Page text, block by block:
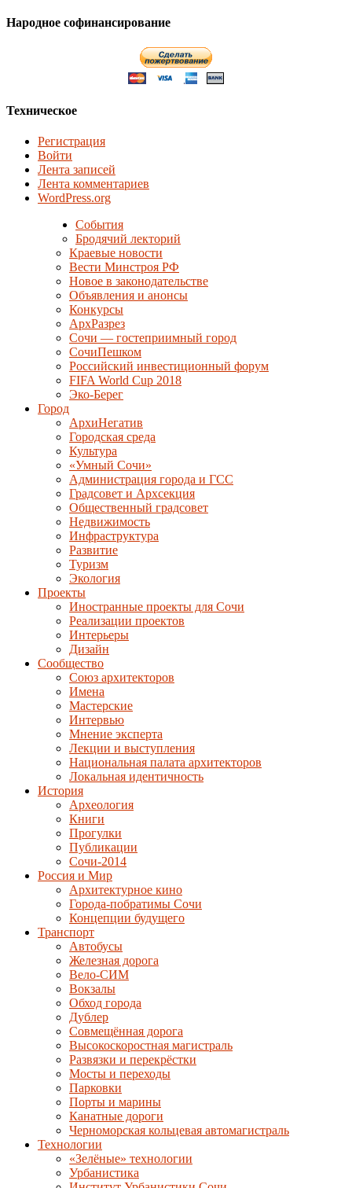
Народное софинансирование
Техническое
Регистрация
Войти
Лента записей
Лента комментариев
WordPress.org
События
Бродячий лекторий
Краевые новости
Вести Минстроя РФ
Новое в законодательстве
Объявления и анонсы
Конкурсы
АрхРазрез
Сочи — гостеприимный город
СочиПешком
Российский инвестиционный форум
FIFA World Cup 2018
Эко-Берег
Город
АрхиНегатив
Городская среда
Культура
«Умный Сочи»
Администрация города и ГСС
Градсовет и Архсекция
Общественный градсовет
Недвижимость
Инфраструктура
Развитие
Туризм
Экология
Проекты
Иностранные проекты для Сочи
Реализации проектов
Интерьеры
Дизайн
Сообщество
Союз архитекторов
Имена
Мастерские
Интервью
Мнение эксперта
Лекции и выступления
Национальная палата архитекторов
Локальная идентичность
История
Археология
Книги
Прогулки
Публикации
Сочи-2014
Россия и Мир
Архитектурное кино
Города-побратимы Сочи
Концепции будущего
Транспорт
Автобусы
Железная дорога
Вело-СИМ
Вокзалы
Обход города
Дублер
Совмещённая дорога
Высокоскоростная магистраль
Развязки и перекрёстки
Мосты и переходы
Парковки
Порты и марины
Канатные дороги
Черноморская кольцевая автомагистраль
Технологии
«Зелёные» технологии
Урбанистика